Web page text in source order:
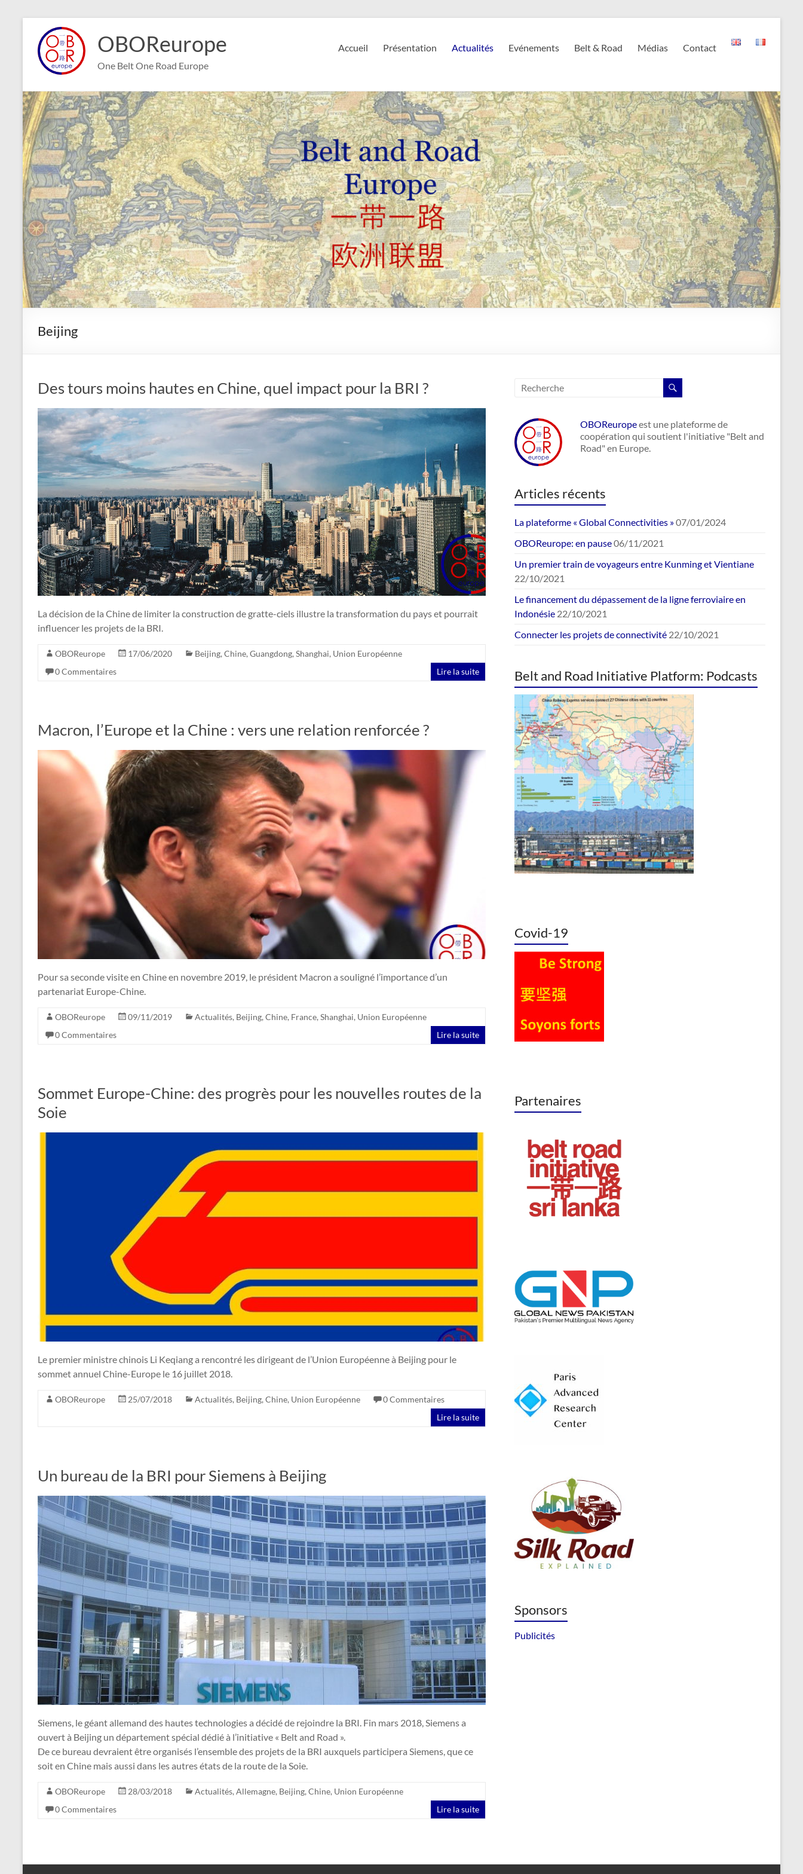
contenu
OBOReurope
One Belt One Road Europe
Accueil Présentation Actualités Evénements Belt & Road Médias Contact
Beijing
Des tours moins hautes en Chine, quel impact pour la BRI ?
La décision de la Chine de limiter la construction de gratte-ciels illustre la transformation du pays et pourrait
influencer les projets de la BRI.
OBOReurope 17/06/2020 Beijing, Chine, Guangdong, Shanghai, Union Européenne
0 Commentaires
Lire la suite
Macron, l’Europe et la Chine : vers une relation renforcée ?
Pour sa seconde visite en Chine en novembre 2019, le président Macron a souligné l’importance d’un
partenariat Europe-Chine.
OBOReurope 09/11/2019 Actualités, Beijing, Chine, France, Shanghai, Union Européenne
0 Commentaires
Lire la suite
Sommet Europe-Chine: des progrès pour les nouvelles routes de la
Soie
Le premier ministre chinois Li Keqiang a rencontré les dirigeant de l’Union Européenne à Beijing pour le
sommet annuel Chine-Europe le 16 juillet 2018.
OBOReurope 25/07/2018 Actualités, Beijing, Chine, Union Européenne
0 Commentaires
Lire la suite
Un bureau de la BRI pour Siemens à Beijing
Siemens, le géant allemand des hautes technologies a décidé de rejoindre la BRI. Fin mars 2018, Siemens a
ouvert à Beijing un département spécial dédié à l’initiative « Belt and Road ».
De ce bureau devraient être organisés l’ensemble des projets de la BRI auxquels participera Siemens, que ce
soit en Chine mais aussi dans les autres états de la route de la Soie.
OBOReurope 28/03/2018 Actualités, Allemagne, Beijing, Chine, Union Européenne
0 Commentaires
Lire la suite
OBOReuropeest une plateforme de
coopération qui soutient l'initiative "Belt and
Road" en Europe.
Articles récents
La plateforme « Global Connectivities »07/01/2024
OBOReurope: en pause06/11/2021
Un premier train de voyageurs entre Kunming et Vientiane
22/10/2021
Le financement du dépassement de la ligne ferroviaire en
Indonésie 22/10/2021
Connecter les projets de connectivité 22/10/2021
Belt and Road Initiative Platform: Podcasts
Covid-19
Partenaires
Sponsors
Publicités